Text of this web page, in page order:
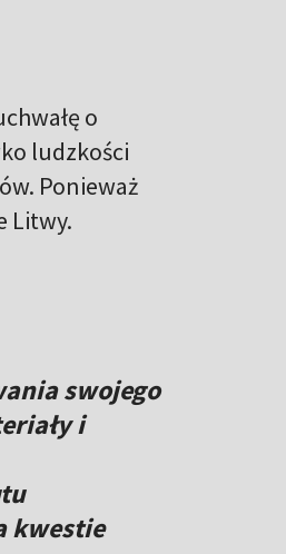
o
ludzkości
Ponieważ
Litwy.
swojego
i
kwestie